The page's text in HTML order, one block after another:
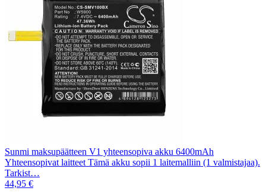
Sunmi maksupäätteen V1 yhteensopiva akku 6400mAh
Yhteensopivat laitteet Tämä akku sopii 1 laitemalliin (1 valmistajaa).
Tarkist…
44,95 €